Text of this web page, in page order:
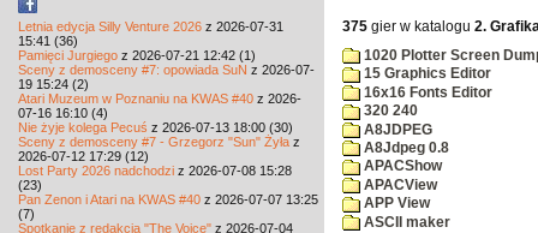
Letnia edycja Silly Venture 2026 z 2026-07-31
15:41 (36)
Pamięci Jurgiego z 2026-07-21 12:42 (1)
Sceny z demosceny #7: opowiada SuN z 2026-07-
19 15:24 (2)
Atari Muzeum w Poznaniu na KWAS #40 z 2026-
07-16 16:10 (4)
Nie żyje kolega Pecuś z 2026-07-13 18:00 (30)
Sceny z demosceny #7 - Grzegorz "Sun" Żyła z
2026-07-12 17:29 (12)
Lost Party 2026 nadchodzi z 2026-07-08 15:28
(23)
Pan Zenon i Atari na KWAS #40 z 2026-07-07 13:25
(7)
Spotkanie z redakcją "The Voice" z 2026-07-04
375 gier w katalogu 2.
1020 Plotter Screen
15 Graphics Editor
16x16 Fonts Editor
320 240
A8JDPEG
A8Jdpeg 0.8
APACShow
APACView
APP View
ASCII maker